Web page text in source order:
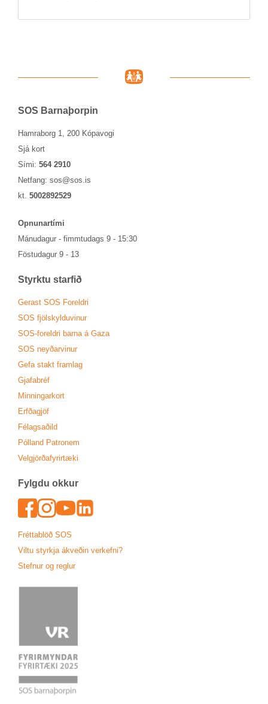
SOS Barna­þorp­in
Hamraborg 1, 200 Kópavogi
Sjá kort
Sími: 564 2910
Netfang: sos@sos.is
kt. 5002892529
Opn­un­ar­tími
Mánu­dag­ur - fimmtu­dags 9 - 15:30
Föstu­dag­ur 9 - 13
Styrktu starf­ið
Ger­ast SOS For­eldri
SOS fjöl­skyldu­vin­ur
SOS-for­eldri barna á Gaza
SOS neyð­ar­vin­ur
Gefa stakt fram­lag
Gjafa­bréf
Minn­ing­ar­kort
Erfða­gjöf
Fé­lags­að­ild
Pól­land Patronem
Vel­gjörða­fyr­ir­tæki
Fylgdu okk­ur
Face­book
In­sta­gram
Youtu­be
Lin­ked­In
Frétta­blöð SOS
Viltu styrkja ákveð­in verk­efni?
Stefn­ur og regl­ur